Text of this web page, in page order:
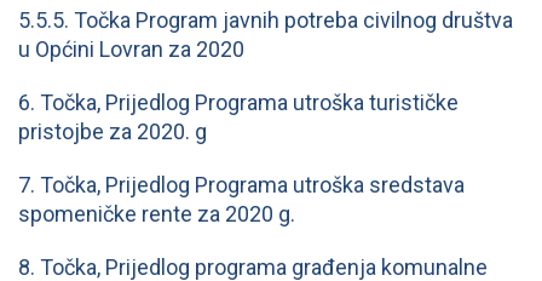
5.5.5. Točka Program javnih potreba civilnog društva
u Općini Lovran za 2020
6. Točka, Prijedlog Programa utroška turističke
pristojbe za 2020. g
7. Točka, Prijedlog Programa utroška sredstava
spomeničke rente za 2020 g.
8. Točka, Prijedlog programa građenja komunalne